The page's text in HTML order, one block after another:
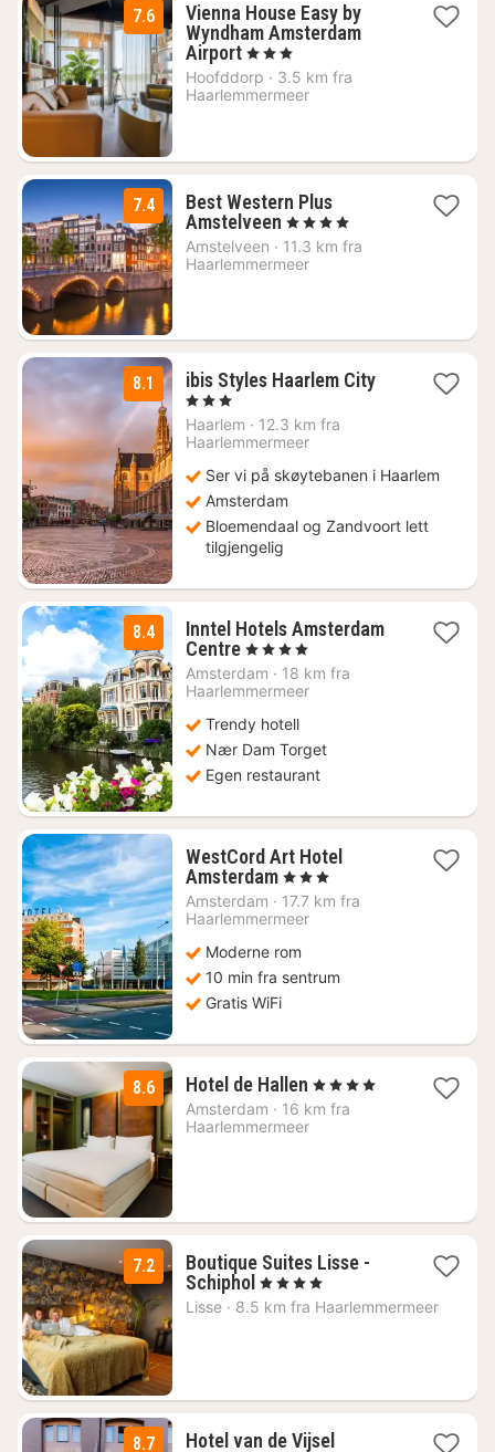
7.6
Vienna House Easy by
Wyndham Amsterdam
Airport1
natt
fra
, 3 Stjerner
Hoofddorp · 3.5 km fra
Haarlemmermeer
7.4
Best Western Plus
Amstelveen 1
natt
fra
, 4 Stjerner
Amstelveen · 11.3 km fra
Haarlemmermeer
8.1 ibis Styles Haarlem City1
, 3 Stjerner
Haarlem · 12.3 km fra
Haarlemmermeer
Ser vi på skøytebanen i Haarlem
Amsterdam
Bloemendaal og Zandvoort lett
tilgjengelig
8.4
Inntel Hotels Amsterdam
Centre1
natt
fra
kr.
, 4 Stjerner
Amsterdam · 18 km fra
Haarlemmermeer
Trendy hotell
Nær Dam Torget
Egen restaurant
WestCord Art Hotel
Amsterdam1
natt
fra
kr.
, 3 Stjerner
Amsterdam · 17.7 km fra
Haarlemmermeer
Moderne rom
10 min fra sentrum
Gratis WiFi
8.6 Hotel de Hallen 1
natt
, 4 Stjerner
Amsterdam · 16 km fra
Haarlemmermeer
7.2
Boutique Suites Lisse -
Schiphol 1
natt
, 4 Stjerner
Lisse · 8.5 km fra Haarlemmermeer
8.7 Hotel van de Vijsel1